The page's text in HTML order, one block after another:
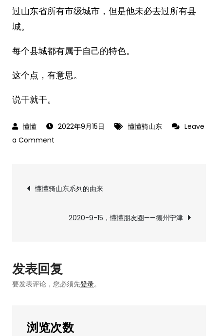
过山东省所有市级城市，但是他未必去过所有县
城。
每个县城都有属于自己的特色。
这个点，有意思。
说干就干。
2022年9月15日 懂懂骑山东
Leave
a Comment
山
文
航
懂懂骑山东系列的由来
2020-9-15，懂懂朋友圈——德州宁津
发表回复
要发表评论，您必须先登录。
浏览次数